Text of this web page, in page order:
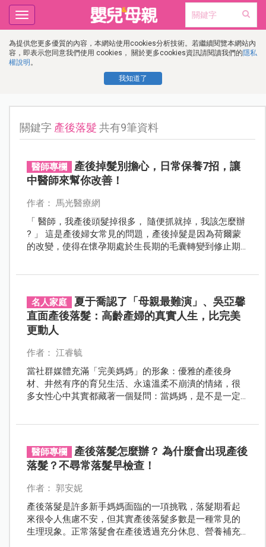
為提供您更多優質的內容，本網站使用cookies分析技術。若繼續閱覽本網站內
容，即表示您同意我們使用 cookies， 關於更多cookies資訊請閱讀我們的隱私
權說明 。
我知道了
Toggle
navigation
關鍵字 產後落髮 共有9筆資料
醫師專欄
產後掉髮別擔心，日常保養7招，讓
中醫師來幫你改善！
作者： 馬光醫療網
「 醫師，我產後頭髮掉很多， 隨便抓就掉，我該怎麼辦
? 」 這是產後婦女常見的問題，產後掉髮是因為荷爾蒙
的改變，使得在懷孕期處於生長期的毛囊轉變到修止期
重 ，就應該尋求中醫師幫忙調理。
名人家庭
夏于喬認了「母親最難演」、吳亞馨
直面產後落髮：高齡產婦的真實人生，比完美
更動人
作者： 江睿毓
當社群媒體充滿「完美媽媽」的形象：優雅的產後身
材、井然有序的育兒生活、永遠溫柔不崩潰的情緒，很
多女性心中其實都藏著一個疑問：當媽媽，是不是一定
醫師專欄
產後落髮怎麼辦？ 為什麼會出現產後
落髮？不尋常落髮早檢查！
作者： 郭安妮
產後落髮是許多新手媽媽面臨的一項挑戰，落髮期看起
來很令人焦慮不安，但其實產後落髮多數是一種常見的
生理現象。正常落髮會在產後透過充分休息、營養補充